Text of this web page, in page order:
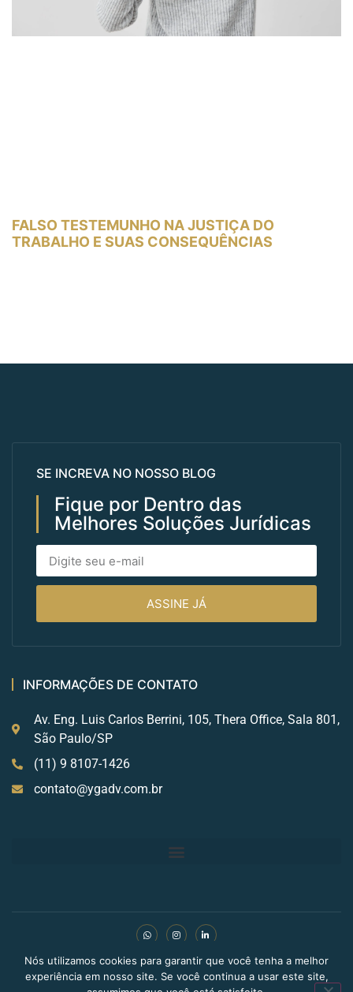
FALSO TESTEMUNHO NA JUSTIÇA DO
TRABALHO E SUAS CONSEQUÊNCIAS
SE INCREVA NO NOSSO BLOG
Fique por Dentro das
Melhores Soluções Jurídicas
ASSINE JÁ
INFORMAÇÕES DE CONTATO
Av. Eng. Luis Carlos Berrini, 105, Thera Office, Sala 801,
São Paulo/SP
(11) 9 8107-1426
contato@ygadv.com.br
Copyright © 2024 BLDN Digital. Todos os direitos
reservados.
Nós utilizamos cookies para garantir que você tenha a melhor
experiência em nosso site. Se você continua a usar este site,